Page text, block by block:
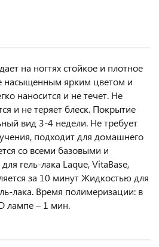
на ногтях стойкое и плотное
насыщенным ярким цветом и
наносится и не течет. Не
и не теряет блеск. Покрытие
вид 3-4 недели. Не требует
подходит для домашнего
со всеми базовыми и
гель-лака Laque, VitaBase,
за 10 минут Жидкостью для
лака. Время полимеризации: в
лампе – 1 мин.